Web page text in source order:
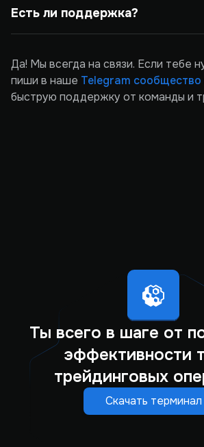
Есть ли поддержка?
Да! Мы всегда на связи. Если тебе
пиши в наше Telegram сообщество
быструю поддержку от команды и
Ты всего в шаге от
эффективности
трейдинговых
Скачать терминал